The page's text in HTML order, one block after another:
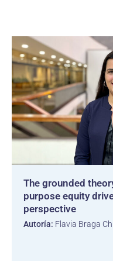
The grounded
purpose equity
perspective
Autoría: Flavia Braga